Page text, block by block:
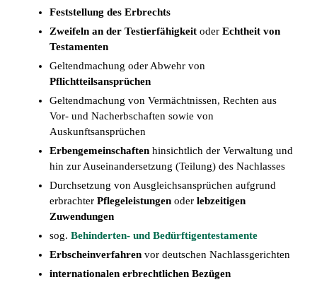
Feststellung des Erbrechts
Zweifeln an der Testierfähigkeitoder Echtheit von
Testamenten
Geltendmachung oder Abwehr von
Pflichtteilsansprüchen
Geltendmachung von Vermächtnissen, Rechten aus
Vor- und Nacherbschaften sowie von
Auskunftsansprüchen
Erbengemeinschaftenhinsichtlich der Verwaltung und
hin zur Auseinandersetzung (Teilung) des Nachlasses
Durchsetzung von Ausgleichsansprüchen aufgrund
erbrachter Pflegeleistungenoder lebzeitigen
Zuwendungen
sog. Behinderten- und Bedürftigentestamente
Erbscheinverfahrenvor deutschen Nachlassgerichten
internationalen erbrechtlichen Bezügen